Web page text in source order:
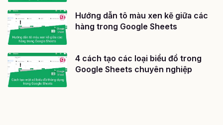
Hướng dẫn tô màu xen kẽ giữa các
hàng trong Google Sheets
4 cách tạo các loại biểu đồ trong
Google Sheets chuyên nghiệp